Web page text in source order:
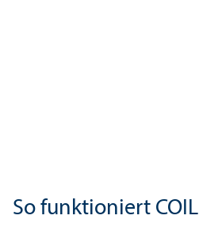
So funktioniert COIL